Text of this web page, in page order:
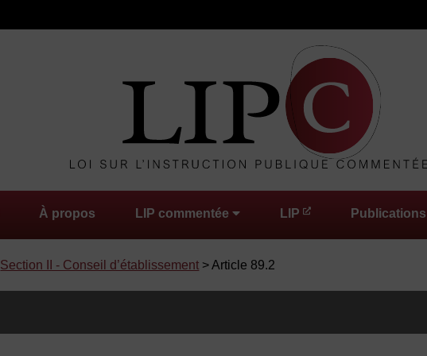
À propos LIP commentée LIP Publications
Section II - Conseil d’établissement > Article 89.2